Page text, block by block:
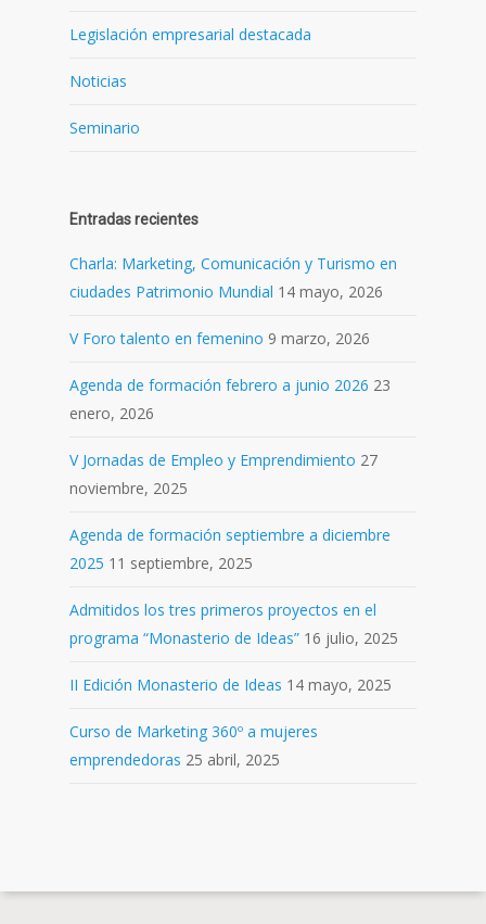
Legislación empresarial destacada
Noticias
Seminario
Entradas recientes
Charla: Marketing, Comunicación y Turismo en
ciudades Patrimonio Mundial 14 mayo, 2026
V Foro talento en femenino 9 marzo, 2026
Agenda de formación febrero a junio 2026 23
enero, 2026
V Jornadas de Empleo y Emprendimiento 27
noviembre, 2025
Agenda de formación septiembre a diciembre
2025 11 septiembre, 2025
Admitidos los tres primeros proyectos en el
programa “Monasterio de Ideas” 16 julio, 2025
II Edición Monasterio de Ideas 14 mayo, 2025
Curso de Marketing 360º a mujeres
emprendedoras 25 abril, 2025